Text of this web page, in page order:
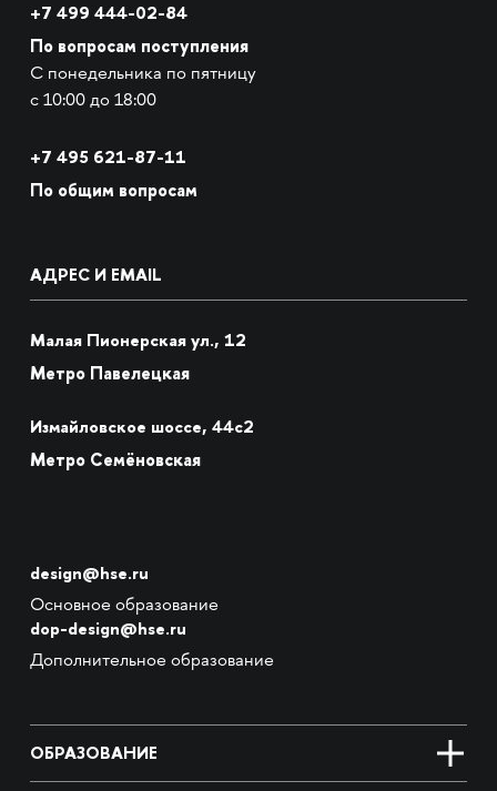
+7 499 444-02-84
По вопросам поступления
С понедельника по пятницу
с 10:00 до 18:00
+7 495 621-87-11
По общим вопросам
АДРЕС И EMAIL
Малая Пионерская ул., 12
Метро Павелецкая
Измайловское шоссе, 44с2
Метро Семёновская
design@hse.ru
Основное образование
dop-design@hse.ru
Дополнительное образование
ОБРАЗОВАНИЕ